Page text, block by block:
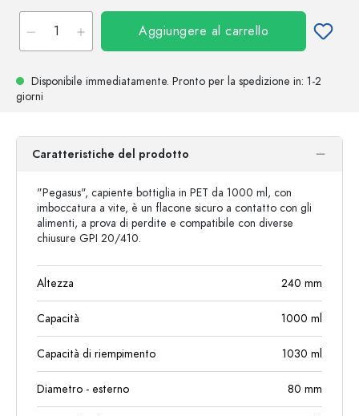
Aggiungere al carrello
Disponibile immediatamente. Pronto per la spedizione in: 1-2
giorni
Caratteristiche del prodotto
"Pegasus", capiente bottiglia in PET da 1000 ml, con
imboccatura a vite, è un flacone sicuro a contatto con gli
alimenti, a prova di perdite e compatibile con diverse
chiusure GPI 20/410.
Altezza 240 mm
Capacità 1000 ml
Capacità di riempimento 1030 ml
Diametro - esterno 80 mm